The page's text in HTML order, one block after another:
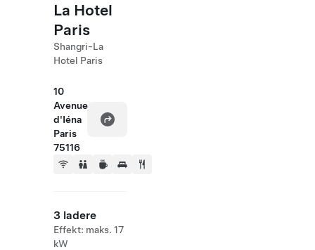
La Hotel
Paris
Shangri-La
Hotel Paris
10
Avenue
d'Iéna
Paris
75116
3 ladere
Effekt: maks. 17
kW